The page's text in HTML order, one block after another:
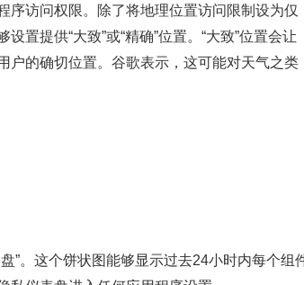
序访问权限。除了将地理位置访问限制设为仅
置提供“大致”或“精确”位置。“大致”位置会让
户的确切位置。谷歌表示，这可能对天气之类
”。这个饼状图能够显示过去24小时内每个组